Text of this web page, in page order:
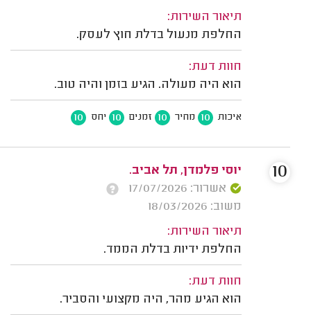
תיאור השירות:
החלפת מנעול בדלת חוץ לעסק.
חוות דעת:
הוא היה מעולה. הגיע בזמן והיה טוב.
איכות 10 מחיר 10 זמנים 10 יחס 10
יוסי פלמדן, תל אביב.
אשרור: 17/07/2026
משוב: 18/03/2026
תיאור השירות:
החלפת ידיות בדלת הממד.
חוות דעת:
הוא הגיע מהר, היה מקצועי והסביר.
10